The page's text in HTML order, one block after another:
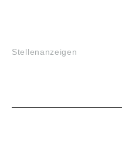
Stellenanzeigen